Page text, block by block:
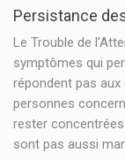
Persistance
Le Trouble de
symptômes qui
répondent pas
personnes
rester
sont pas aussi